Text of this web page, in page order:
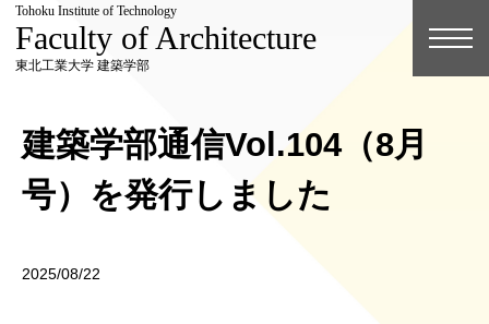
Tohoku Institute of Technology
Faculty of Architecture
東北工業大学 建築学部
建築学部通信Vol.104（8月
号）を発行しました
2025/08/22